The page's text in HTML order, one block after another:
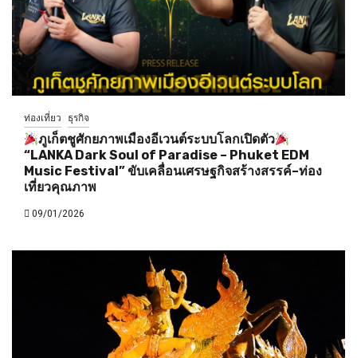
ท่องเที่ยว ธุรกิจ
ภูเก็ตชูศักยภาพเมืองอีเวนต์ระบบโลกเปิดตัว
“LANKA Dark Soul of Paradise – Phuket EDM
Music Festival” ขับเคลื่อนเศรษฐกิจสร้างสรรค์–ท่อง
เที่ยวคุณภาพ
09/01/2026